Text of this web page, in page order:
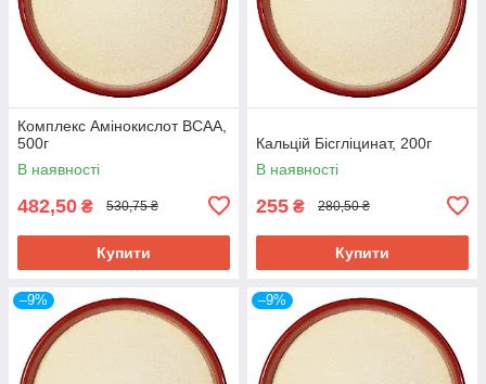
Комплекс Амінокислот ВСАА,
500г
В наявності
482,50 ₴ 530,75 ₴
Купити
Кальцій Бісгліцинат, 200г
В наявності
255 ₴ 280,50 ₴
Купити
–9% –9%